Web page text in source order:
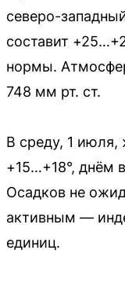
северо-
составит
нормы.
748 мм рт. ст.
В среду, 1 июля,
+15…+18°, днём
Осадков не
активным —
единиц.